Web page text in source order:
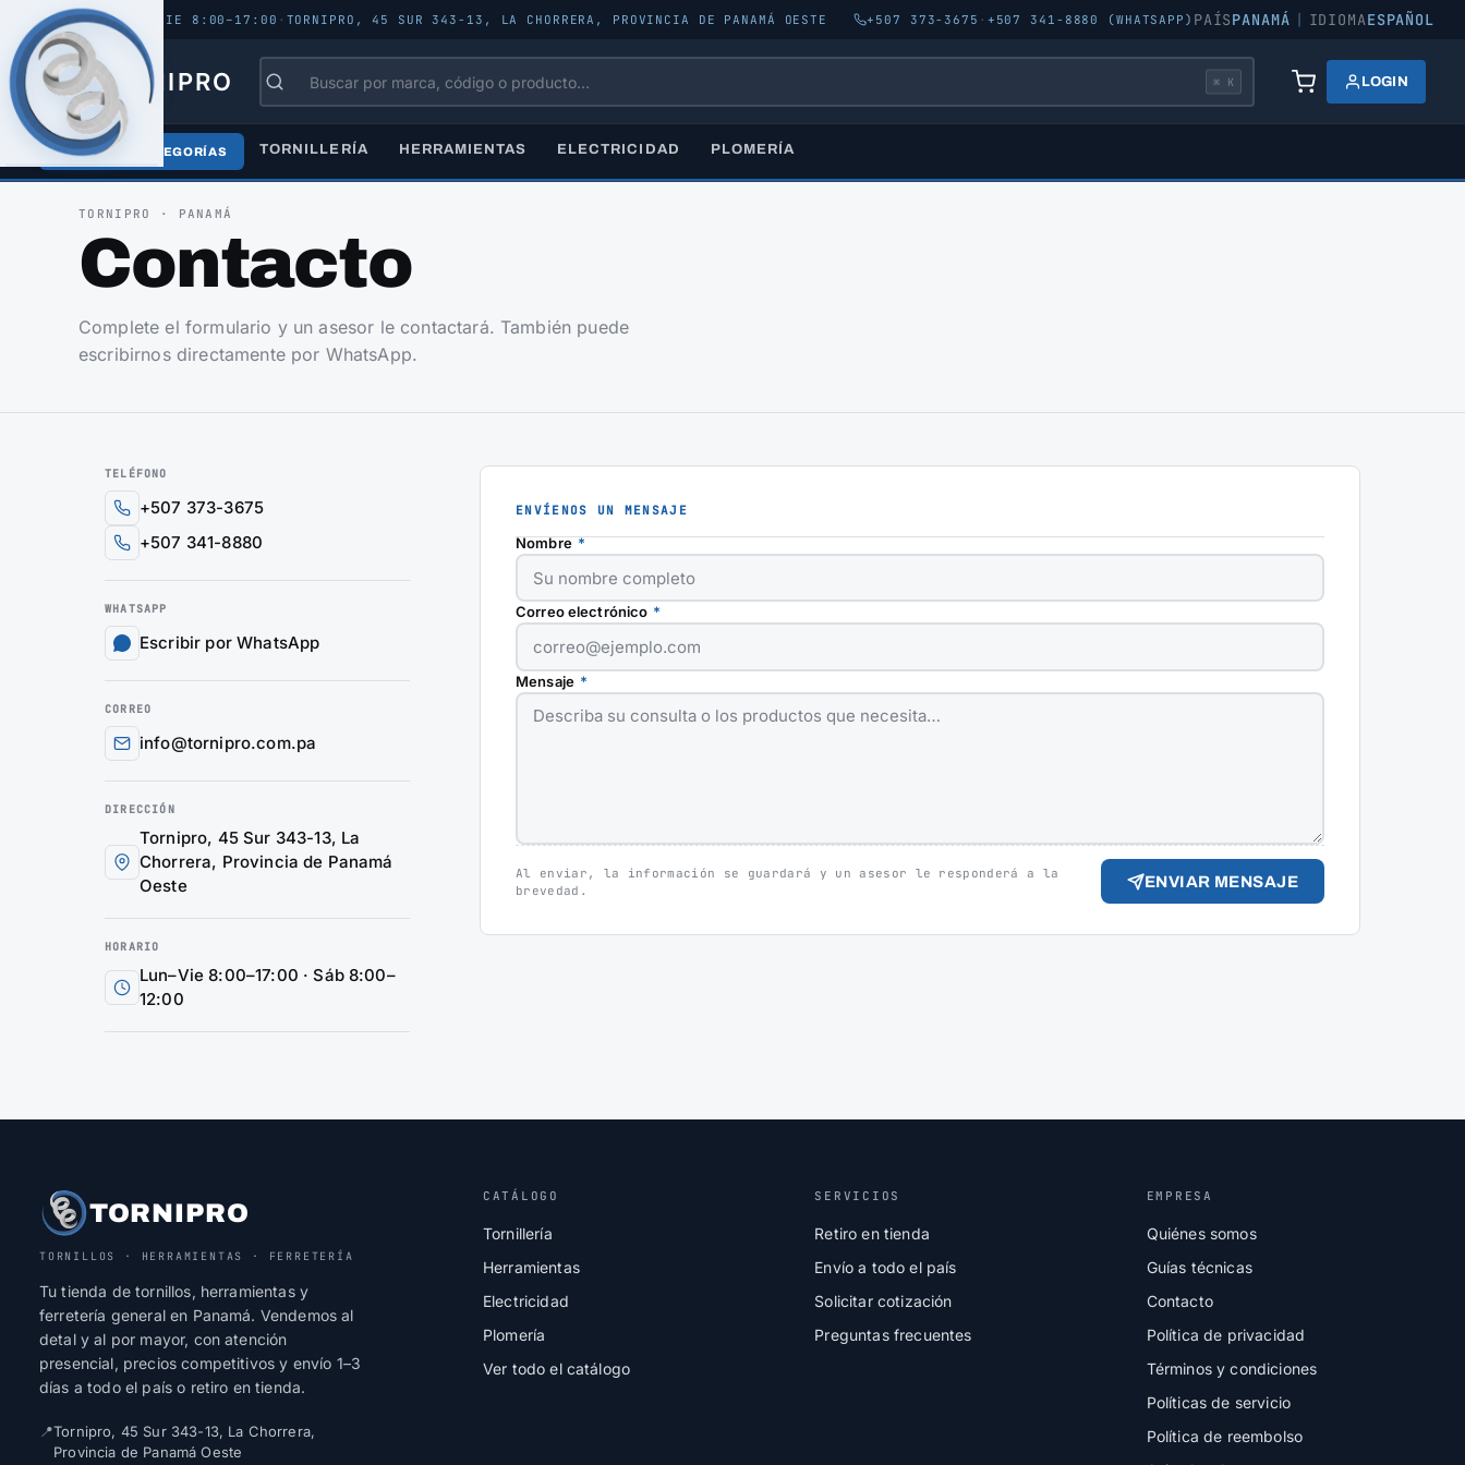
ABIERTO - LUN–VIE 8:00–17:00 · TORNIPRO, 45 SUR 343-13, LA CHORRERA, PROVINCIA DE PANAMÁ OESTE +507 373-3675 · +507 341-8880 (WHATSAPP) PAÍSPANAMÁ | IDIOMAESPAÑOL
TORNIPRO ⌘ K LOGIN
TODAS LAS CATEGORÍAS TORNILLERÍA HERRAMIENTAS ELECTRICIDAD PLOMERÍA
TORNIPRO · PANAMÁ
Contacto
Complete el formulario y un asesor le contactará. También puede
escribirnos directamente por WhatsApp.
TELÉFONO
+507 373-3675
+507 341-8880
WHATSAPP
Escribir por WhatsApp
CORREO
info@tornipro.com.pa
DIRECCIÓN
Tornipro, 45 Sur 343-13, La
Chorrera, Provincia de Panamá
Oeste
HORARIO
Lun–Vie 8:00–17:00 · Sáb 8:00–
12:00
ENVÍENOS UN MENSAJE
Nombre*
Correo electrónico *
Mensaje *
Al enviar, la información se guardará y un asesor le responderá a la
brevedad.
ENVIAR MENSAJE
TORNIPRO
TORNILLOS · HERRAMIENTAS · FERRETERÍA
Tu tienda de tornillos, herramientas y
ferretería general en Panamá. Vendemos al
detal y al por mayor, con atención
presencial, precios competitivos y envío 1–3
días a todo el país o retiro en tienda.
📍Tornipro, 45 Sur 343-13, La Chorrera,
Provincia de Panamá Oeste
CATÁLOGO
Tornillería
Herramientas
Electricidad
Plomería
Ver todo el catálogo
SERVICIOS
Retiro en tienda
Envío a todo el país
Solicitar cotización
Preguntas frecuentes
EMPRESA
Quiénes somos
Guías técnicas
Contacto
Política de privacidad
Términos y condiciones
Políticas de servicio
Política de reembolso